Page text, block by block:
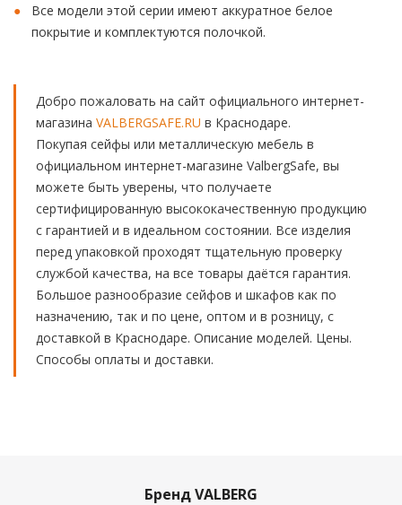
Все модели этой серии имеют аккуратное белое
покрытие и комплектуются полочкой.
Добро пожаловать на сайт официального интернет-
магазина VALBERGSAFE.RU в Краснодаре.
Покупая сейфы или металлическую мебель в
официальном интернет-магазине ValbergSafe, вы
можете быть уверены, что получаете
сертифицированную высококачественную продукцию
с гарантией и в идеальном состоянии. Все изделия
перед упаковкой проходят тщательную проверку
службой качества, на все товары даётся гарантия.
Большое разнообразие сейфов и шкафов как по
назначению, так и по цене, оптом и в розницу, с
доставкой в Краснодаре. Описание моделей. Цены.
Способы оплаты и доставки.
Бренд VALBERG